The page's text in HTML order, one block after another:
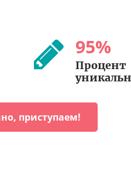
95%
Процент
приступаем!